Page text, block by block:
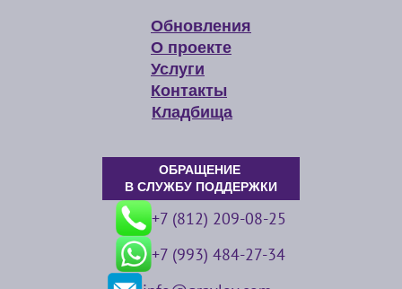
Обновления
О проекте
Услуги
Контакты
Кладбища
ОБРАЩЕНИЕ
В СЛУЖБУ ПОДДЕРЖКИ
+7 (812) 209-08-25
+7 (993) 484-27-34